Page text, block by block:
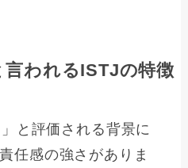
言われるISTJの特徴
と評価される背景に
任感の強さがありま